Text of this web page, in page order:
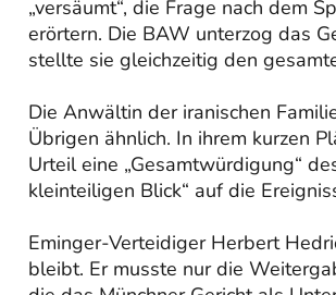
„versäumt“, die Frage nach dem
erörtern. Die BAW unterzog das
stellte sie gleichzeitig den
Die Anwältin der iranischen
Übrigen ähnlich. In ihrem kurzen
Urteil eine „Gesamtwürdigung“
kleinteiligen Blick“ auf die
Eminger-Verteidiger Herbert
bleibt. Er musste nur die